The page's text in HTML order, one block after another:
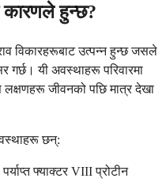
हुन्छ?
विकारहरूबाट उत्पन्न हुन्छ जसले
यी अवस्थाहरू परिवारमा
जीवनको पछि मात्र देखा
छन्:
फ्याक्टर VIII प्रोटीन